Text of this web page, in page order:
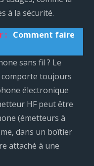
à la sécurité.
: Comment faire
sans fil ? Le
comporte toujours
électronique
HF peut être
(émetteurs à
dans un boîtier
attaché à une